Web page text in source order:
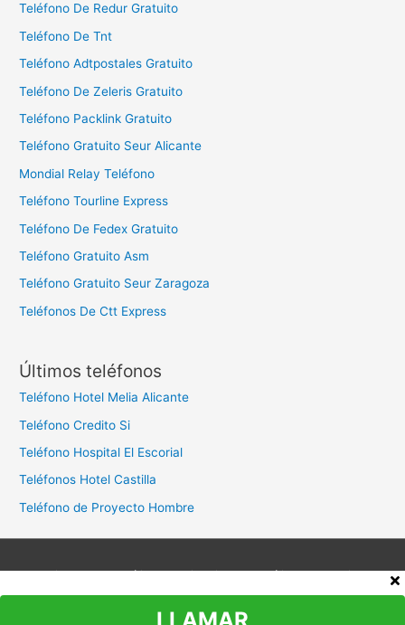
Teléfono De Redur Gratuito
Teléfono De Tnt
Teléfono Adtpostales Gratuito
Teléfono De Zeleris Gratuito
Teléfono Packlink Gratuito
Teléfono Gratuito Seur Alicante
Mondial Relay Teléfono
Teléfono Tourline Express
Teléfono De Fedex Gratuito
Teléfono Gratuito Asm
Teléfono Gratuito Seur Zaragoza
Teléfonos De Ctt Express
Últimos teléfonos
Teléfono Hotel Melia Alicante
Teléfono Credito Si
Teléfono Hospital El Escorial
Teléfonos Hotel Castilla
Teléfono de Proyecto Hombre
Aviso legal Política de privacidad
Política de cookies
Contacto